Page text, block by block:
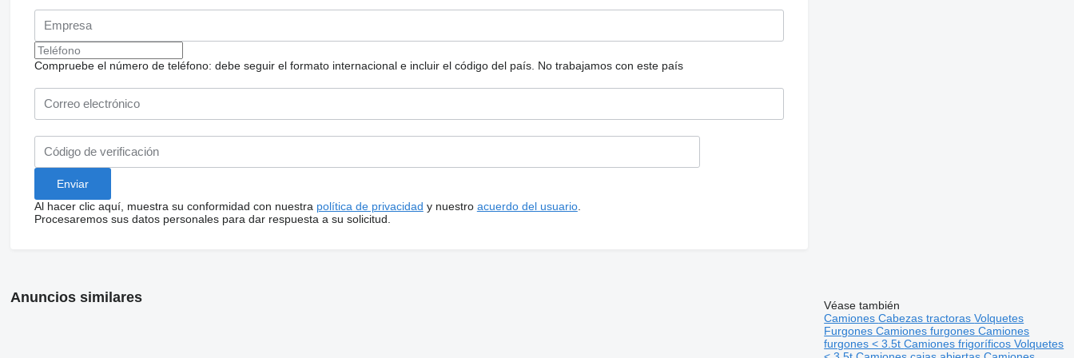
Compruebe el número de teléfono: debe seguir el formato internacional e incluir el código del país. No trabajamos con este país
Al hacer clic aquí, muestra su conformidad con nuestra política de privacidad y nuestro acuerdo del usuario.
Procesaremos sus datos personales para dar respuesta a su solicitud.
Anuncios similares
Véase también
CamionesCabezas tractorasVolquetes
FurgonesCamiones furgonesCamiones
furgones < 3.5tCamiones frigoríficosVolquetes